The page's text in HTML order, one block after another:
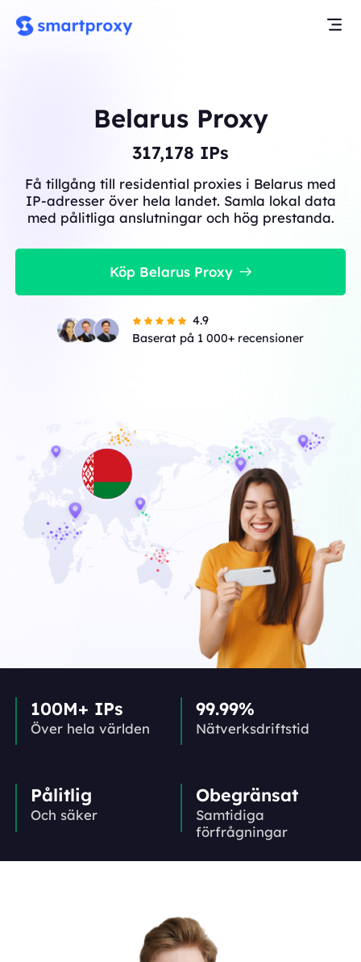
Belarus Proxy
317,178 IPs
Få tillgång till residential proxies i Belarus med
IP-adresser över hela landet. Samla lokal data
med pålitliga anslutningar och hög prestanda.
Köp Belarus Proxy
4.9
Baserat på 1 000+ recensioner
100M+ IPs
Över hela världen
99.99%
Nätverks­driftstid
Pålitlig
Och säker
Obegränsat
Samtidiga
förfrågningar